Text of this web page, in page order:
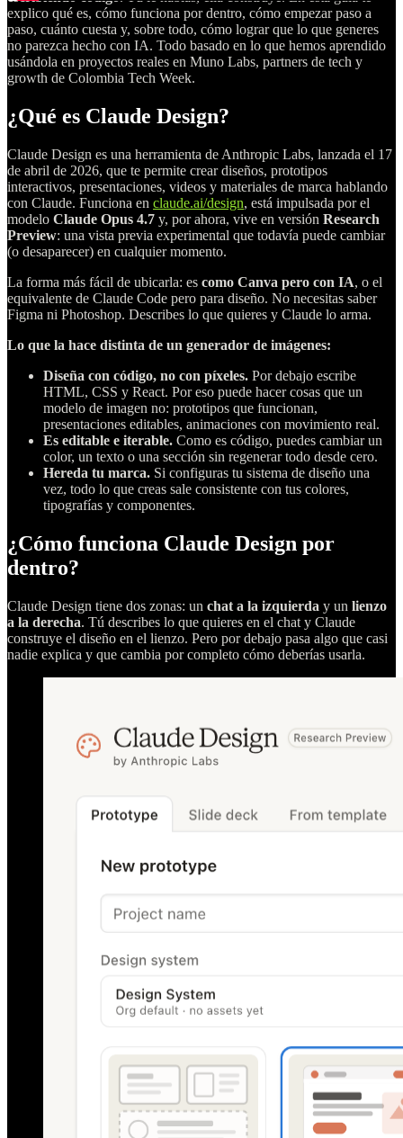
explico qué es, cómo funciona por dentro, cómo empezar paso a
paso, cuánto cuesta y, sobre todo, cómo lograr que lo que generes
no parezca hecho con IA. Todo basado en lo que hemos aprendido
usándola en proyectos reales en Muno Labs, partners de tech y
growth de Colombia Tech Week.
¿Qué es Claude Design?
Claude Design es una herramienta de Anthropic Labs, lanzada el 17
de abril de 2026, que te permite crear diseños, prototipos
interactivos, presentaciones, videos y materiales de marca hablando
con Claude. Funciona en claude.ai/design, está impulsada por el
modelo Claude Opus 4.7 y, por ahora, vive en versión Research
Preview: una vista previa experimental que todavía puede cambiar
(o desaparecer) en cualquier momento.
La forma más fácil de ubicarla: es como Canva pero con IA, o el
equivalente de Claude Code pero para diseño. No necesitas saber
Figma ni Photoshop. Describes lo que quieres y Claude lo arma.
Lo que la hace distinta de un generador de imágenes:
Diseña con código, no con píxeles. Por debajo escribe
HTML, CSS y React. Por eso puede hacer cosas que un
modelo de imagen no: prototipos que funcionan,
presentaciones editables, animaciones con movimiento real.
Es editable e iterable. Como es código, puedes cambiar un
color, un texto o una sección sin regenerar todo desde cero.
Hereda tu marca. Si configuras tu sistema de diseño una
vez, todo lo que creas sale consistente con tus colores,
tipografías y componentes.
¿Cómo funciona Claude Design por
dentro?
Claude Design tiene dos zonas: un chat a la izquierda y un lienzo
a la derecha. Tú describes lo que quieres en el chat y Claude
construye el diseño en el lienzo. Pero por debajo pasa algo que casi
nadie explica y que cambia por completo cómo deberías usarla.